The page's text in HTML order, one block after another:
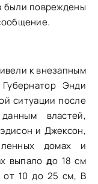
были повреждены
к внезапным
Энди
ситуации после
властей,
и Джексон,
домах и
выпало до 18 см
от 10 до 25 см, В